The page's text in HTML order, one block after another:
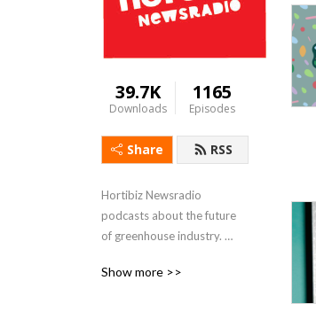
39.7K
Downloads
1165
Episodes
Share RSS
Hortibiz Newsradio
podcasts about the future
of greenhouse industry.
world.
Show more >>